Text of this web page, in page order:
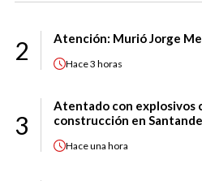
2 Atención: Murió Jorge
Hace3 horas
3
Atentado con explosivos
construcción en
Haceuna hora